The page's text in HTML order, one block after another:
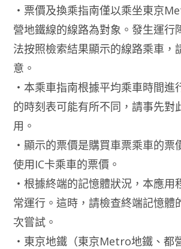
‧票價及換乘指南僅以乘坐東京
營地鐵線的線路為對象。發生運行
法按照檢索結果顯示的線路乘車，
意。
‧本乘車指南根據平均乘車時間進
的時刻表可能有所不同，請事先對
用。
‧顯示的票價是購買車票乘車的票
使用IC卡乘車的票價。
‧根據終端的記憶體狀況，本應用
常運行。這時，請檢查終端記憶體
次嘗試。
‧東京地鐵（東京Metro地鐵、都